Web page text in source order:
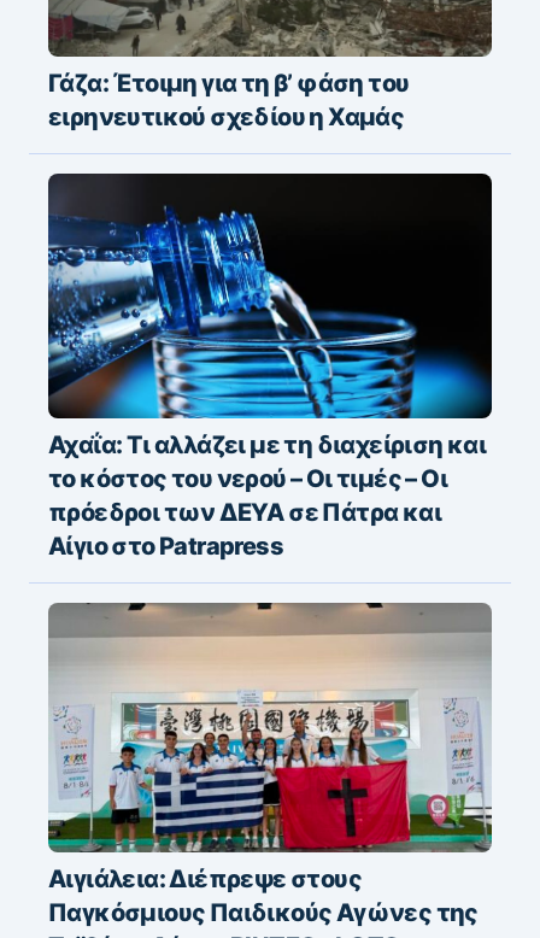
Γάζα: Έτοιμη για τη β’ φάση του
ειρηνευτικού σχεδίου η Χαμάς
Αχαΐα: Τι αλλάζει με τη διαχείριση και
το κόστος του νερού – Οι τιμές – Οι
πρόεδροι των ΔΕΥΑ σε Πάτρα και
Αίγιο στο Patrapress
Αιγιάλεια: Διέπρεψε στους
Παγκόσμιους Παιδικούς Αγώνες της